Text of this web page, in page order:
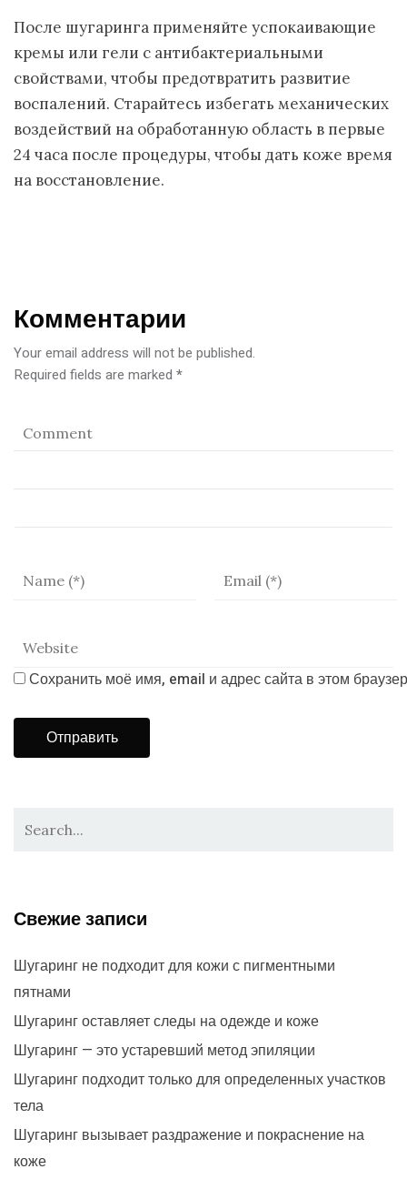
После шугаринга применяйте успокаивающие
кремы или гели с антибактериальными
свойствами, чтобы предотвратить развитие
воспалений. Старайтесь избегать механических
воздействий на обработанную область в первые
24 часа после процедуры, чтобы дать коже время
на восстановление.
Комментарии
Your email address will not be published.
Required fields are marked *
Сохранить моё имя, email и адрес сайта в этом
Свежие записи
Шугаринг не подходит для кожи с пигментными
пятнами
Шугаринг оставляет следы на одежде и коже
Шугаринг — это устаревший метод эпиляции
Шугаринг подходит только для определенных участков
тела
Шугаринг вызывает раздражение и покраснение на
коже